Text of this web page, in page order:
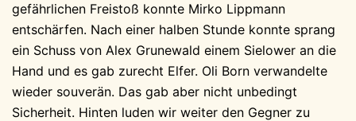
gefährlichen Freistoß konnte Mirko Lippmann
entschärfen. Nach einer halben Stunde konnte sprang
ein Schuss von Alex Grunewald einem Sielower an die
Hand und es gab zurecht Elfer. Oli Born verwandelte
wieder souverän. Das gab aber nicht unbedingt
Sicherheit. Hinten luden wir weiter den Gegner zu